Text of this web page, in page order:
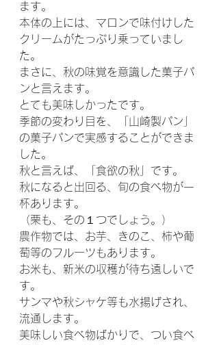
ます。
本体の上には、マロンで味付けした
クリームがたっぷり乗っていまし
た。
まさに、秋の味覚を意識した菓子パ
ンと言えます。
とても美味しかったです。
季節の変わり目を、「山崎製パン」
の菓子パンで実感することができま
した。
秋と言えば、「食欲の秋」です。
秋になると出回る、旬の食べ物が一
杯あります。
（栗も、その１つでしょう。）
農作物では、お芋、きのこ、柿や葡
萄等のフルーツもあります。
お米も、新米の収穫が待ち遠しいで
す。
サンマや秋シャケ等も水揚げされ、
流通します。
美味しい食べ物ばかりで、つい食べ